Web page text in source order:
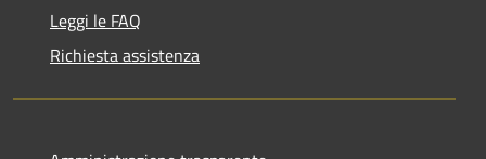
Leggi le FAQ
Richiesta assistenza